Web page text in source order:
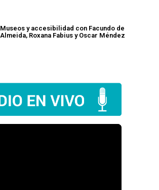
Museos y accesibilidad con Facundo de
Almeida, Roxana Fabius y Oscar Méndez